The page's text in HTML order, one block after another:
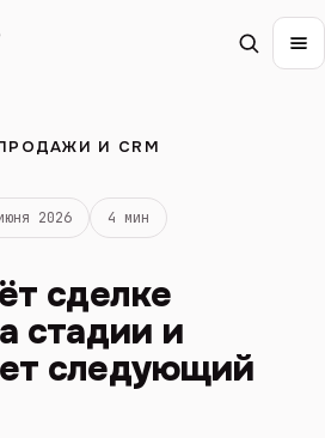
И CRM
2026 4 мин
сделке
стадии и
следующий